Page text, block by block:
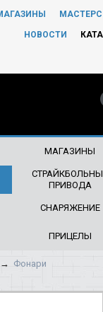
НОВОСТИ
МАГАЗИНЫ
ПРИВОДА
СНАРЯЖЕНИЕ
ПРИЦЕЛЫ
Фонари